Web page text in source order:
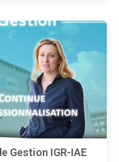
Gestion IGR-IAE